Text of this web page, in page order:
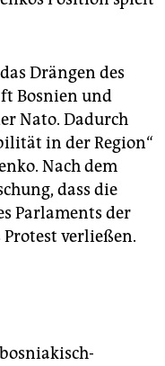
Drängen des
Bosnien und
Nato. Dadurch
in der Region“
Nach dem
dass die
Parlaments der
Protest verließen.